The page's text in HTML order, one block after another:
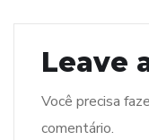
Leave
Você precisa
comentário.